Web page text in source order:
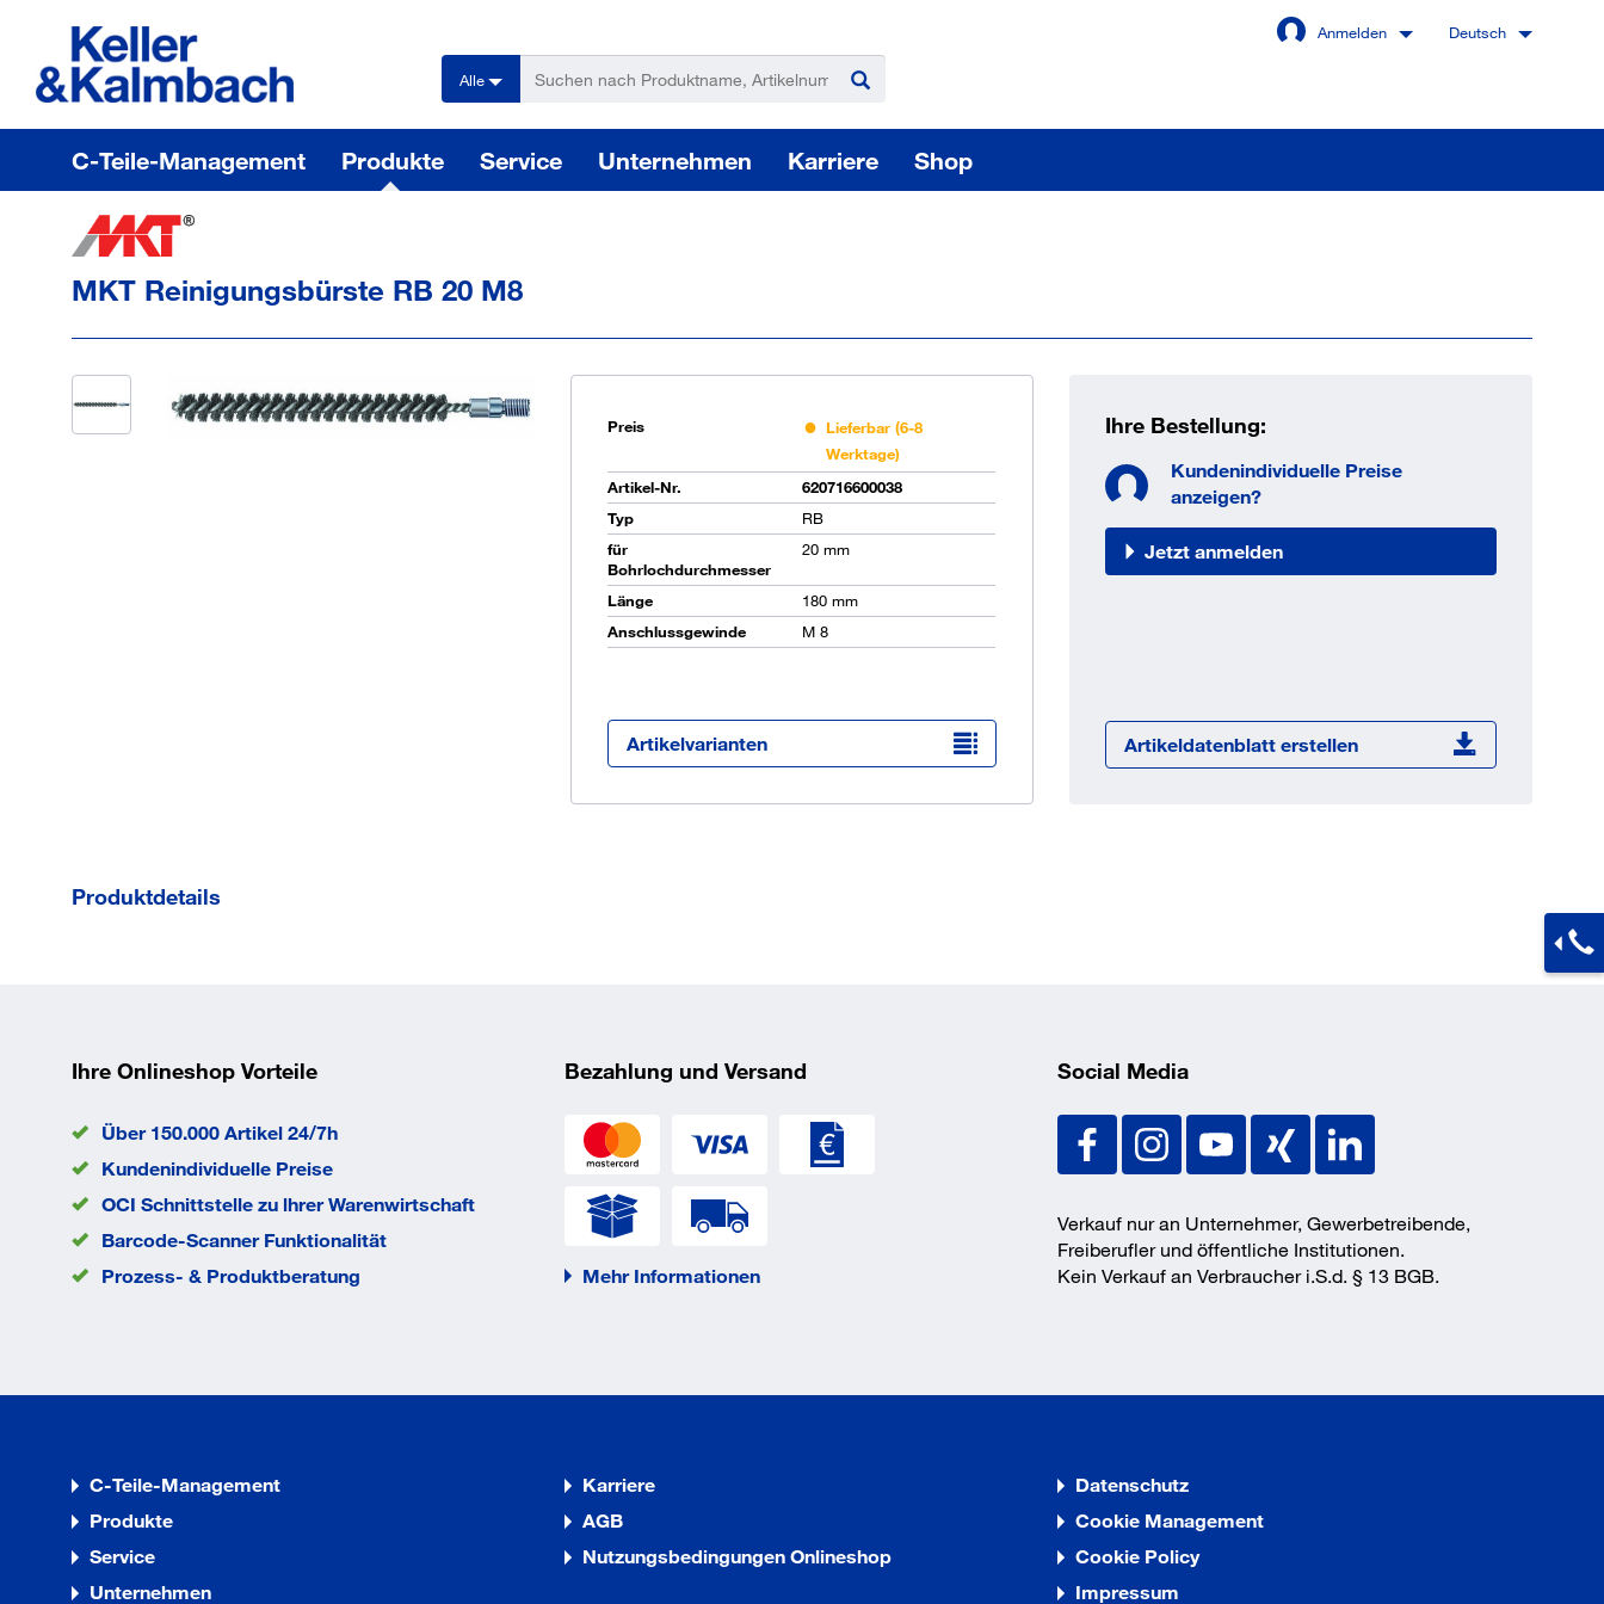
Anmelden
Anmelden
Sie sind noch kein Kunde
Jetzt registrieren
Barcode-Scanner Funktionalität
Prozess- & Produktberatung
Deutsch
Alle
C-Teile-Management Produkte Service Unternehmen Karriere Shop
MKT Reinigungsbürste RB 20 M8
Preis
Lieferbar (6-8
Werktage)
Artikel-Nr.
620716600038
Typ
RB
für
Bohrlochdurchmesser
20 mm
Länge
180 mm
Anschlussgewinde
M 8
Artikelvarianten
Ihre Bestellung:
Kundenindividuelle Preise
anzeigen?
Jetzt anmelden
Artikeldatenblatt erstellen
Produktdetails
EAN/GTIN 4043315083456
Anschlussgewinde M8
Ihre Onlineshop Vorteile
Über 150.000 Artikel 24/7h
Kundenindividuelle Preise
OCI Schnittstelle zu lhrer Warenwirtschaft
Barcode-Scanner Funktionalität
Prozess- & Produktberatung
Bezahlung und Versand
Mehr Informationen
Social Media
Verkauf nur an Unternehmer, Gewerbetreibende,
Freiberufler und öffentliche Institutionen.
Kein Verkauf an Verbraucher i.S.d. § 13 BGB.
C-Teile-Management
Produkte
Service
Unternehmen
Karriere
AGB
Nutzungsbedingungen Onlineshop
Datenschutz
Cookie Management
Cookie Policy
Impressum